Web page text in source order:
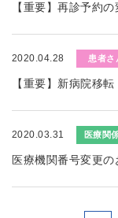
【重要】再診予約
2020.04.28 患者さ
【重要】新病院移
2020.03.31 医療関
医療機関番号変更